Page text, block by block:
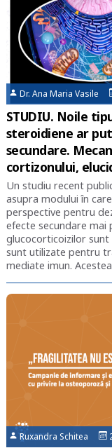
Dr. Ana Maria Vasile
STUDIU. Noile
steroidiene ar
secundare.
cortizonului,
Un studiu recent
asupra modului în
perspective pentru
efecte secundare mai
glucocorticoizilor
sunt utilizate pentru
mediate imun.
Ruxandra Schitea